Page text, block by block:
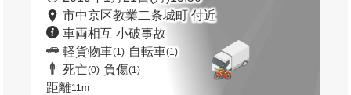
市中京区教業二条城町 付近
車両相互 小破事故
軽貨物車(1) 自転車(1)
死亡(0) 負傷(1)
距離11m